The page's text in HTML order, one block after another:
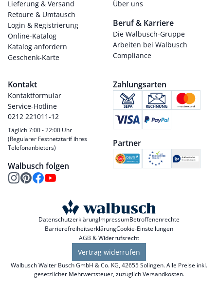
Lieferung & Versand
Retoure & Umtausch
Login & Registrierung
Online-Katalog
Katalog anfordern
Geschenk-Karte
Über uns
Beruf & Karriere
Die Walbusch-Gruppe
Arbeiten bei Walbusch
Compliance
Kontakt
Kontaktformular
Service-Hotline
0212 221011-12
Täglich 7:00 - 22:00 Uhr
(Regulärer Festnetztarif ihres
Telefonanbieters)
Walbusch folgen
Zahlungsarten
Partner
DatenschutzerklärungImpressumBetroffenenrechte
BarrierefreiheitserklärungCookie-Einstellungen
AGB & Widerrufsrecht
Vertrag widerrufen
Walbusch Walter Busch GmbH & Co. KG, 42655 Solingen. Alle Preise inkl.
gesetzlicher Mehrwertsteuer, zuzüglichVersandkosten.